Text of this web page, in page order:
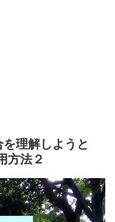
理解しようと
方法２